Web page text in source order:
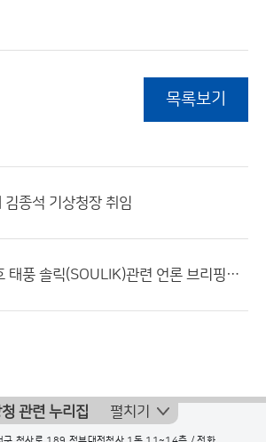
목록보기
종석 기상청장 취임
제 19호 태풍 솔릭(SOULIK)관련 언론 브리핑 실시
관련 누리집 펼치기